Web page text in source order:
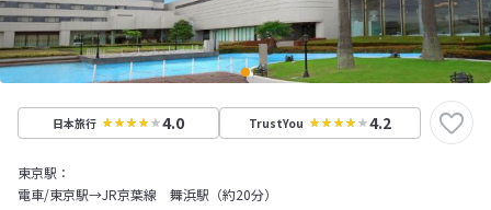
日本旅行 4.0 TrustYou 4.2
東京駅：
電車/東京駅→JR京葉線 舞浜駅（約20分）